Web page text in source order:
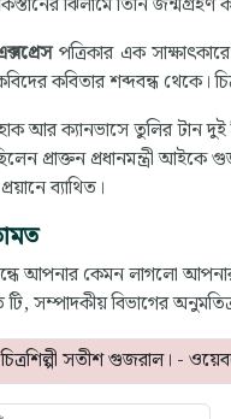
পত্রিকার এক
কবিতার শব্দবন্ধ থেকে।
আর ক্যানভাসে তুলির টান
প্রাক্তন প্রধানমন্ত্রী আইকে
ব্যাথিত।
আপনার কেমন লাগলো
সম্পাদকীয় বিভাগের